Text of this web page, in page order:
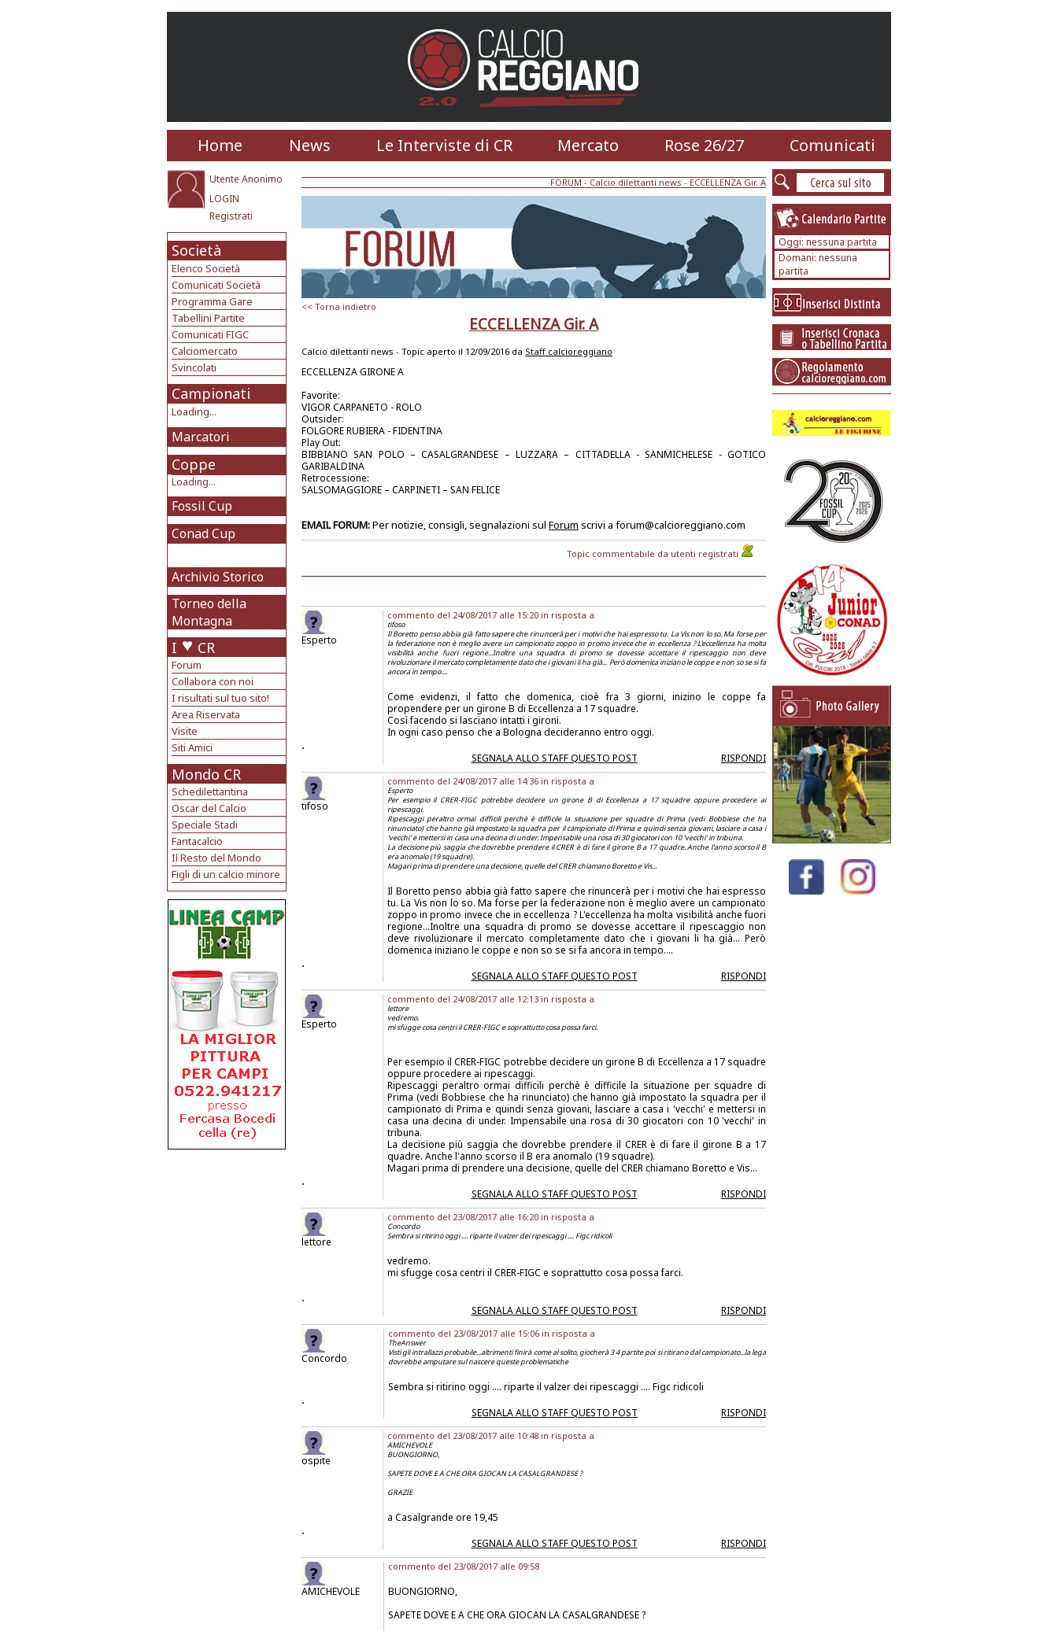
Home News Le Interviste di CR Mercato Rose 26/27 Comunicati
Utente Anonimo
LOGIN
Registrati
Società
Elenco Società
Comunicati Società
Programma Gare
Tabellini Partite
Comunicati FIGC
Calciomercato
Svincolati
Campionati
Loading...
Marcatori
Coppe
Loading...
Fossil Cup
Conad Cup
Archivio Storico
Torneo della
Montagna
I CR
Forum
Collabora con noi
I risultati sul tuo sito!
Area Riservata
Visite
Siti Amici
Mondo CR
Schedilettantina
Oscar del Calcio
Speciale Stadi
Fantacalcio
Il Resto del Mondo
Figli di un calcio minore
FORUM - Calcio dilettanti news - ECCELLENZA Gir. A
<< Torna indietro
ECCELLENZA Gir. A
Calcio dilettanti news - Topic aperto il 12/09/2016 da Staff calcioreggiano
ECCELLENZA GIRONE A
Favorite:
VIGOR CARPANETO - ROLO
Outsider:
FOLGORE RUBIERA - FIDENTINA
Play Out:
BIBBIANO SAN POLO – CASALGRANDESE – LUZZARA – CITTADELLA - SANMICHELESE - GOTICO
GARIBALDINA
Retrocessione:
SALSOMAGGIORE – CARPINETI – SAN FELICE
EMAIL FORUM:Per notizie, consigli, segnalazioni sul Forum scrivi a forum@calcioreggiano.com
Topic commentabile da utenti registrati
Esperto
commento del 24/08/2017 alle 15:20 in risposta a
tifoso
Il Boretto penso abbia già fatto sapere che rinuncerà per i motivi che hai espresso tu. La Vis non lo so. Ma forse per
la federazione non è meglio avere un campionato zoppo in promo invece che in eccellenza ? L'eccellenza ha molta
visibilità anche fuori regione...Inoltre una squadra di promo se dovesse accettare il ripescaggio non deve
rivoluzionare il mercato completamente dato che i giovani li ha già... Però domenica iniziano le coppe e non so se si fa
ancora in tempo....
Come evidenzi, il fatto che domenica, cioè fra 3 giorni, inizino le coppe fa
propendere per un girone B di Eccellenza a 17 squadre.
Così facendo si lasciano intatti i gironi.
In ogni caso penso che a Bologna decideranno entro oggi.
.
SEGNALA ALLO STAFF QUESTO POST
RISPONDI
tifoso
commento del 24/08/2017 alle 14:36 in risposta a
Esperto
Per esempio il CRER-FIGC potrebbe decidere un girone B di Eccellenza a 17 squadre oppure procedere ai
ripescaggi.
Ripescaggi peraltro ormai difficili perchè è difficile la situazione per squadre di Prima (vedi Bobbiese che ha
rinunciato) che hanno già impostato la squadra per il campionato di Prima e quindi senza giovani, lasciare a casa i
'vecchi' e mettersi in casa una decina di under. Impensabile una rosa di 30 giocatori con 10 'vecchi' in tribuna.
La decisione più saggia che dovrebbe prendere il CRER è di fare il girone B a 17 quadre. Anche l'anno scorso il B
era anomalo (19 squadre).
Magari prima di prendere una decisione, quelle del CRER chiamano Boretto e Vis...
Il Boretto penso abbia già fatto sapere che rinuncerà per i motivi che hai espresso
tu. La Vis non lo so. Ma forse per la federazione non è meglio avere un campionato
zoppo in promo invece che in eccellenza ? L'eccellenza ha molta visibilità anche fuori
regione...Inoltre una squadra di promo se dovesse accettare il ripescaggio non
deve rivoluzionare il mercato completamente dato che i giovani li ha già... Però
domenica iniziano le coppe e non so se si fa ancora in tempo....
.
SEGNALA ALLO STAFF QUESTO POST
RISPONDI
Esperto
commento del 24/08/2017 alle 12:13 in risposta a
lettore
vedremo.
mi sfugge cosa centri il CRER-FIGC e soprattutto cosa possa farci.
Per esempio il CRER-FIGC potrebbe decidere un girone B di Eccellenza a 17 squadre
oppure procedere ai ripescaggi.
Ripescaggi peraltro ormai difficili perchè è difficile la situazione per squadre di
Prima (vedi Bobbiese che ha rinunciato) che hanno già impostato la squadra per il
campionato di Prima e quindi senza giovani, lasciare a casa i 'vecchi' e mettersi in
casa una decina di under. Impensabile una rosa di 30 giocatori con 10 'vecchi' in
tribuna.
La decisione più saggia che dovrebbe prendere il CRER è di fare il girone B a 17
quadre. Anche l'anno scorso il B era anomalo (19 squadre).
Magari prima di prendere una decisione, quelle del CRER chiamano Boretto e Vis...
.
SEGNALA ALLO STAFF QUESTO POST
RISPONDI
lettore
commento del 23/08/2017 alle 16:20 in risposta a
Concordo
Sembra si ritirino oggi .... riparte il valzer dei ripescaggi .... Figc ridicoli
vedremo.
mi sfugge cosa centri il CRER-FIGC e soprattutto cosa possa farci.
.
SEGNALA ALLO STAFF QUESTO POST
RISPONDI
Concordo
commento del 23/08/2017 alle 15:06 in risposta a
TheAnswer
Visti gli intrallazzi probabile...altrimenti finirà come al solito, giocherà 3 4 partite poi si ritirano dal campionato...la lega
dovrebbe amputare sul nascere queste problematiche
Sembra si ritirino oggi .... riparte il valzer dei ripescaggi .... Figc ridicoli
.
SEGNALA ALLO STAFF QUESTO POST
RISPONDI
ospite
commento del 23/08/2017 alle 10:48 in risposta a
AMICHEVOLE
BUONGIORNO,
SAPETE DOVE E A CHE ORA GIOCAN LA CASALGRANDESE ?
GRAZIE
a Casalgrande ore 19,45
.
SEGNALA ALLO STAFF QUESTO POST
RISPONDI
AMICHEVOLE
commento del 23/08/2017 alle 09:58
BUONGIORNO,
SAPETE DOVE E A CHE ORA GIOCAN LA CASALGRANDESE ?
Oggi: nessuna partita
Domani: nessuna
partita